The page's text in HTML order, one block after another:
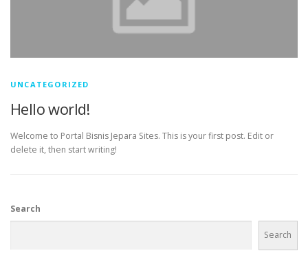
UNCATEGORIZED
Hello world!
Welcome to Portal Bisnis Jepara Sites. This is your first post. Edit or
delete it, then start writing!
Search
Search